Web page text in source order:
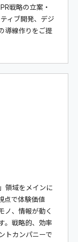
戦略の立案・
ィブ開発、デジ
導線作りをご提
領域をメインに
点で体験価値
ノ、情報が動く
。戦略的、効率
トカンパニーで